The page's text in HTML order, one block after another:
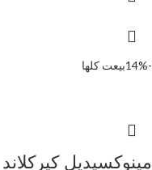
-14% بيعت كلها